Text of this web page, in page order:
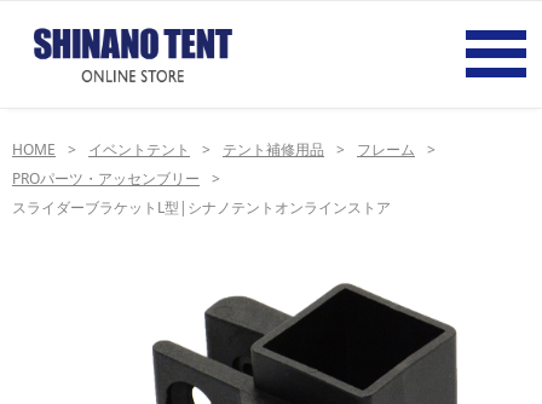
HOME イベントテント テント補修用品
フレーム
PROパーツ・アッセンブリー
スライダーブラケットL型|シナノテントオンラインストア